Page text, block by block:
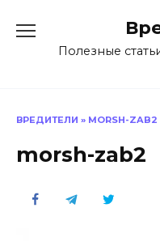
содержаниюПолезные
ВРЕДИТЕЛИ » MORSH-ZAB2
morsh-zab2